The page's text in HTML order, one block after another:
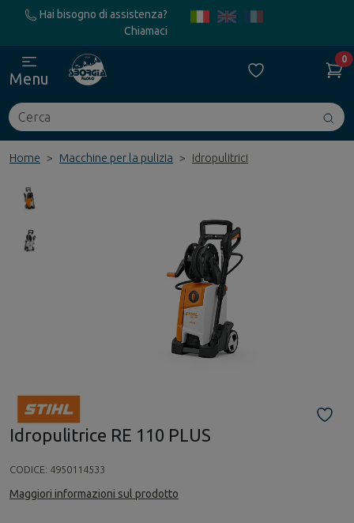
Hai bisogno di assistenza?
Chiamaci
Cerca
0
Menu
Home Macchine per la pulizia Idropulitrici
Idropulitrice RE 110 PLUS
CODICE: 4950114533
Maggiori informazioni sul prodotto